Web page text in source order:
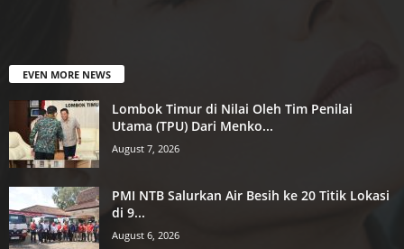
EVEN MORE NEWS
Lombok Timur di Nilai Oleh Tim Penilai
Utama (TPU) Dari Menko...
August 7, 2026
PMI NTB Salurkan Air Besih ke 20 Titik Lokasi
di 9...
August 6, 2026